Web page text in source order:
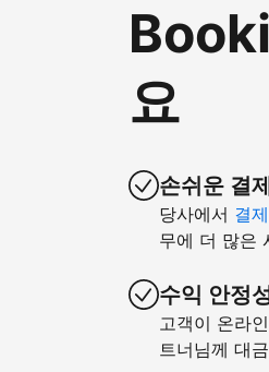
요
손쉬운 결
당사에서 결
무에 더 많은
수익 안정
고객이 온라
트너님께 대